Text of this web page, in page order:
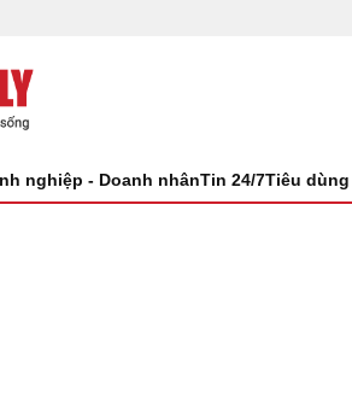
nghiệp - Doanh nhânTin 24/7Tiêu